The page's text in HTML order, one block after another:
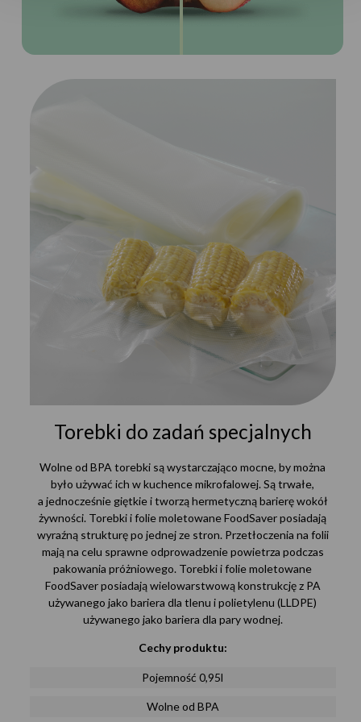
Torebki do zadań specjalnych
Wolne od BPA torebki są wystarczająco mocne, by można
było używać ich w kuchence mikrofalowej. Są trwałe,
a jednocześnie giętkie i tworzą hermetyczną barierę wokół
żywności. Torebki i folie moletowane FoodSaver posiadają
wyraźną strukturę po jednej ze stron. Przetłoczenia na folii
mają na celu sprawne odprowadzenie powietrza podczas
pakowania próżniowego. Torebki i folie moletowane
FoodSaver posiadają wielowarstwową konstrukcję z PA
używanego jako bariera dla tlenu i polietylenu (LLDPE)
używanego jako bariera dla pary wodnej.
Cechy produktu:
Pojemność 0,95l
Wolne od BPA